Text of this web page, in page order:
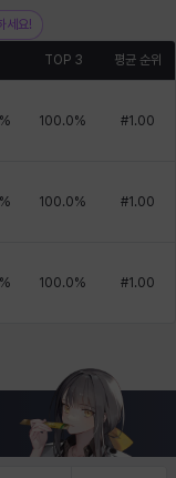
세요!
TOP 3 평균 순위
% 100.0% #1.00
% 100.0% #1.00
% 100.0% #1.00